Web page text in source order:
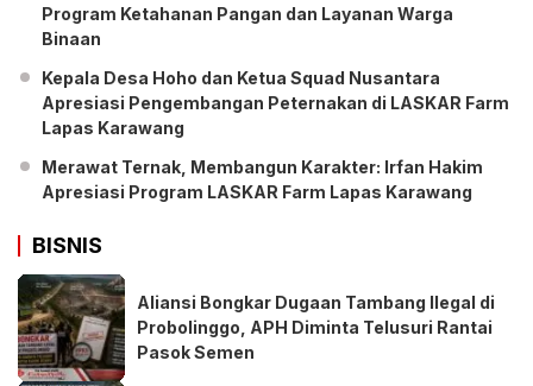
Program Ketahanan Pangan dan Layanan Warga
Binaan
Kepala Desa Hoho dan Ketua Squad Nusantara
Apresiasi Pengembangan Peternakan di LASKAR Farm
Lapas Karawang
Merawat Ternak, Membangun Karakter: Irfan Hakim
Apresiasi Program LASKAR Farm Lapas Karawang
BISNIS
Aliansi Bongkar Dugaan Tambang Ilegal di
Probolinggo, APH Diminta Telusuri Rantai
Pasok Semen